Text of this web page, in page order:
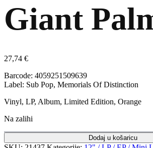
Giant
27,74 €
Barcode: 4059251509639
Label: Sub Pop, Memorials Of Distinction
Vinyl, LP, Album, Limited Edition, Orange
Na zalihi
Dodaj u košaricu